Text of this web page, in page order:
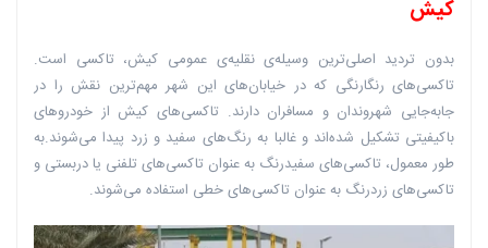
کیش
بدون تردید اصلی‌ترین وسیله‌ی نقلیه‌ی عمومی کیش، تاکسی است.
تاکسی‌های رنگارنگی که در خیابان‌های این شهر مهم‌ترین نقش را در
جابه‌جایی شهروندان و مسافران دارند. تاکسی‌های کیش از خودروهای
باکیفیتی تشکیل شده‌اند و غالبا به رنگ‌های سفید و زرد پیدا می‌شوند.به
طور معمول، تاکسی‌های سفیدرنگ به عنوان تاکسی‌های تلفنی یا دربستی و
تاکسی‌های زردرنگ به عنوان تاکسی‌های خطی استفاده می‌شوند.